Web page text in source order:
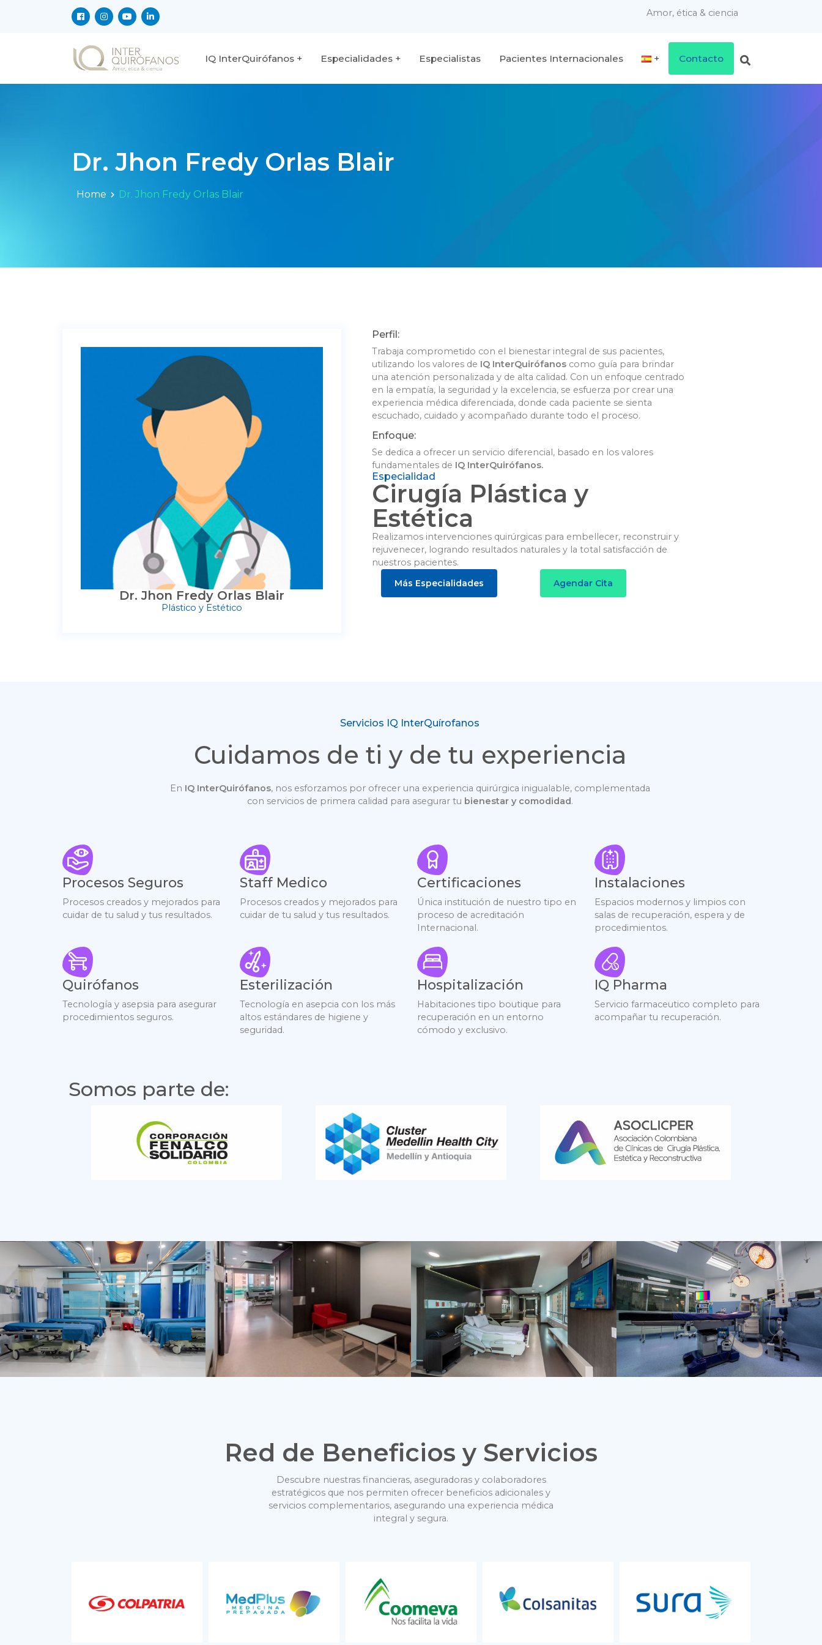
Amor, ética & ciencia
IQ InterQuirófanos Especialidades Especialistas Pacientes Internacionales Contacto
Dr. Jhon Fredy Orlas Blair
Home Dr. Jhon Fredy Orlas Blair
Dr. Jhon Fredy Orlas Blair
Plástico y Estético
Perfil:
Trabaja comprometido con el bienestar integral de sus pacientes,
utilizando los valores de IQ InterQuirófanos como guía para brindar
una atención personalizada y de alta calidad. Con un enfoque centrado
en la empatía, la seguridad y la excelencia, se esfuerza por crear una
experiencia médica diferenciada, donde cada paciente se sienta
escuchado, cuidado y acompañado durante todo el proceso.
Enfoque:
Se dedica a ofrecer un servicio diferencial, basado en los valores
fundamentales de IQ InterQuirófanos.
Especialidad
Cirugía Plástica y
Estética
Realizamos intervenciones quirúrgicas para embellecer, reconstruir y
rejuvenecer, logrando resultados naturales y la total satisfacción de
nuestros pacientes.
Más Especialidades
Agendar Cita
Servicios IQ InterQuírofanos
Cuidamos de ti y de tu experiencia
En IQ InterQuirófanos, nos esforzamos por ofrecer una experiencia quirúrgica inigualable, complementada
con servicios de primera calidad para asegurar tu bienestar y comodidad.
Procesos Seguros
Procesos creados y mejorados para
cuidar de tu salud y tus resultados.
Staff Medico
Procesos creados y mejorados para
cuidar de tu salud y tus resultados.
Certificaciones
Única institución de nuestro tipo en
proceso de acreditación
Internacional.
Instalaciones
Espacios modernos y limpios con
salas de recuperación, espera y de
procedimientos.
Quirófanos
Tecnología y asepsia para asegurar
procedimientos seguros.
Esterilización
Tecnología en asepcia con los más
altos estándares de higiene y
seguridad.
Hospitalización
Habitaciones tipo boutique para
recuperación en un entorno
cómodo y exclusivo.
IQ Pharma
Servicio farmaceutico completo para
acompañar tu recuperación.
Somos parte de:
Red de Beneficios y Servicios
Descubre nuestras financieras, aseguradoras y colaboradores
estratégicos que nos permiten ofrecer beneficios adicionales y
servicios complementarios, asegurando una experiencia médica
integral y segura.